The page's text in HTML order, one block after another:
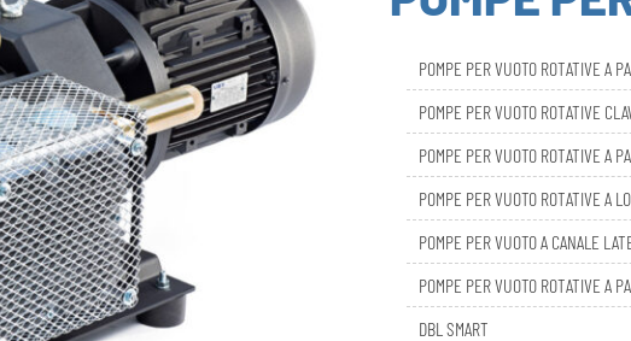
POMPE PER VUOTO ROTATIVE A
POMPE PER VUOTO ROTATIVE
POMPE PER VUOTO ROTATIVE A
POMPE PER VUOTO ROTATIVE A
POMPE PER VUOTO A CANALE
POMPE PER VUOTO ROTATIVE A
DBL SMART